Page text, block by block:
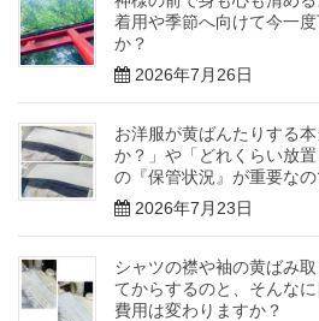
着用や季節へ向けて今一
か？
2026年7月26日
お洋服が黄ばんたりする
か？」や「どれくらい放
の『保管状況』が重要な
2026年7月23日
シャツの襟や袖の黄ばみ
てからするのと、そんな
費用は変わりますか？